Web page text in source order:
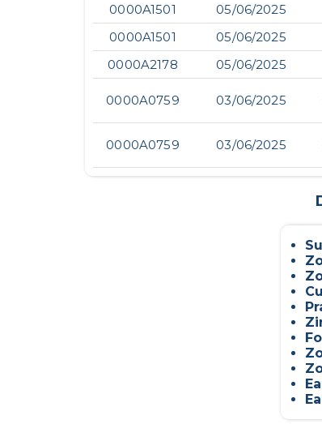
0000A1501
05/06/2025
0000A1501
05/06/2025
0000A2178
05/06/2025
0000A0759 03/06/2025
0000A0759 03/06/2025